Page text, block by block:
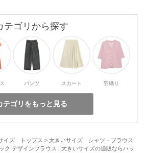
テゴリから探す
パンツ スカート 羽織り
イズ トップス
大きいサイズ シャツ・ブラウス
ク デザインブラウス | 大きいサイズの通販ならハッ